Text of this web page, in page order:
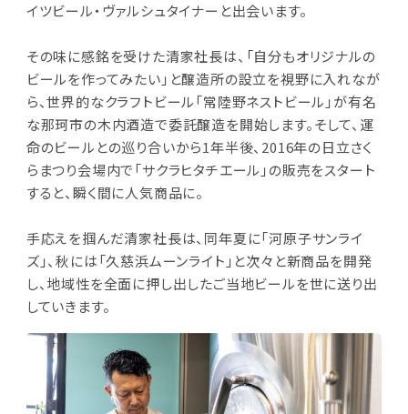
イツビール・ヴァルシュタイナーと出会います。
その味に感銘を受けた清家社長は、「自分もオリジナルの
ビールを作ってみたい」と醸造所の設立を視野に入れなが
ら、世界的なクラフトビール「常陸野ネストビール」が有名
な那珂市の木内酒造で委託醸造を開始します。そして、運
命のビールとの巡り合いから1年半後、2016年の日立さく
らまつり会場内で「サクラヒタチエール」の販売をスタート
すると、瞬く間に人気商品に。
手応えを掴んだ清家社長は、同年夏に「河原子サンライ
ズ」、秋には「久慈浜ムーンライト」と次々と新商品を開発
し、地域性を全面に押し出したご当地ビールを世に送り出
していきます。